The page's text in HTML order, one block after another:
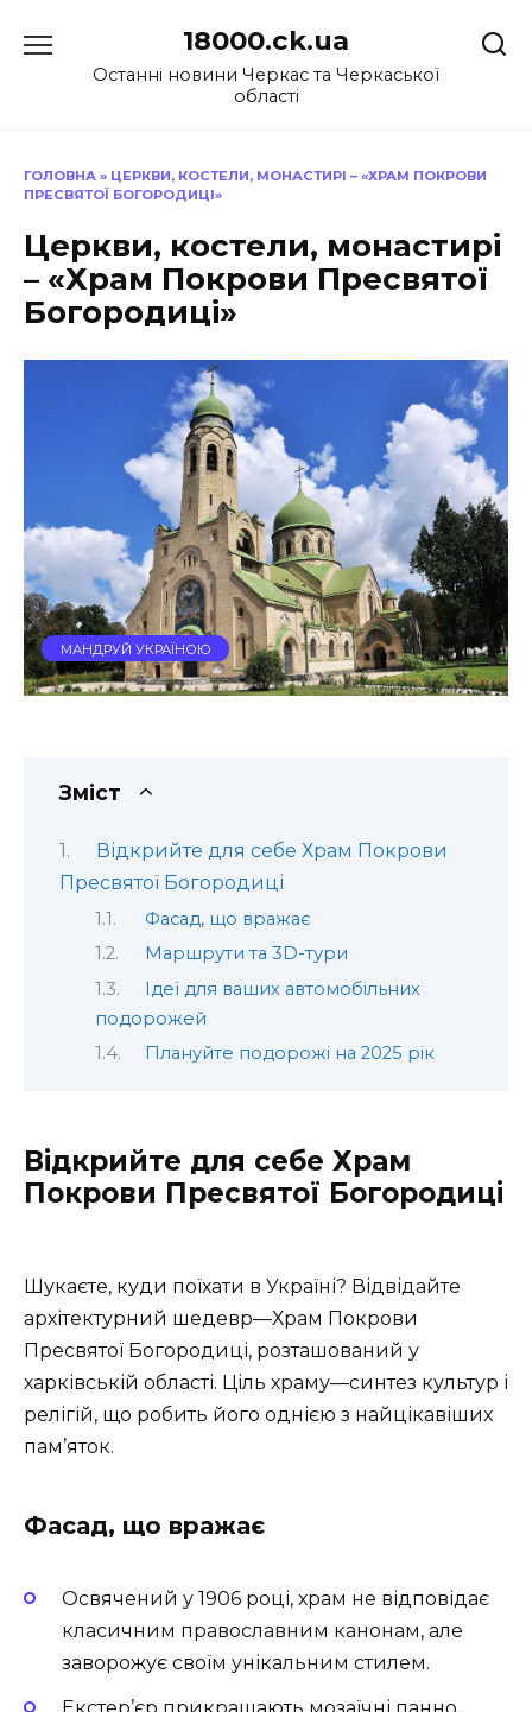
до
18000.ck.ua
Останні новини Черкас та Черкаської
області
ГОЛОВНА » ЦЕРКВИ, КОСТЕЛИ, МОНАСТИРІ – «ХРАМ ПОКРОВИ
ПРЕСВЯТОЇ БОГОРОДИЦІ»
Церкви, костели, монастирі
– «Храм Покрови Пресвятої
Богородиці»
МАНДРУЙ УКРАЇНОЮ
Зміст
Відкрийте для себе Храм Покрови
Пресвятої Богородиці
Фасад, що вражає
Маршрути та 3D-тури
Ідеї для ваших автомобільних
подорожей
Плануйте подорожі на 2025 рік
Відкрийте для себе Храм
Покрови Пресвятої Богородиці
Шукаєте, куди поїхати в Україні? Відвідайте
архітектурний шедевр—Храм Покрови
Пресвятої Богородиці, розташований у
харківській області. Ціль храму—синтез культур і
релігій, що робить його однією з найцікавіших
пам’яток.
Фасад, що вражає
Освячений у 1906 році, храм не відповідає
класичним православним канонам, але
заворожує своїм унікальним стилем.